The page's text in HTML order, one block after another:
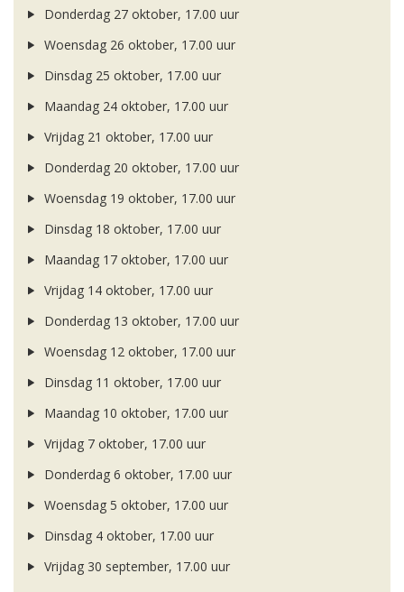
Donderdag 27 oktober, 17.00 uur
Woensdag 26 oktober, 17.00 uur
Dinsdag 25 oktober, 17.00 uur
Maandag 24 oktober, 17.00 uur
Vrijdag 21 oktober, 17.00 uur
Donderdag 20 oktober, 17.00 uur
Woensdag 19 oktober, 17.00 uur
Dinsdag 18 oktober, 17.00 uur
Maandag 17 oktober, 17.00 uur
Vrijdag 14 oktober, 17.00 uur
Donderdag 13 oktober, 17.00 uur
Woensdag 12 oktober, 17.00 uur
Dinsdag 11 oktober, 17.00 uur
Maandag 10 oktober, 17.00 uur
Vrijdag 7 oktober, 17.00 uur
Donderdag 6 oktober, 17.00 uur
Woensdag 5 oktober, 17.00 uur
Dinsdag 4 oktober, 17.00 uur
Vrijdag 30 september, 17.00 uur